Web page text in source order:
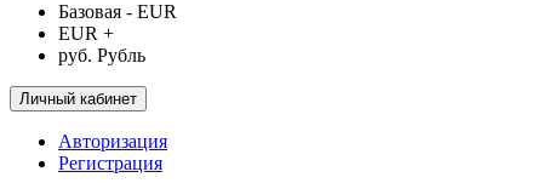
Базовая - EUR
EUR +
руб. Рубль
Личный кабинет
Авторизация
Регистрация